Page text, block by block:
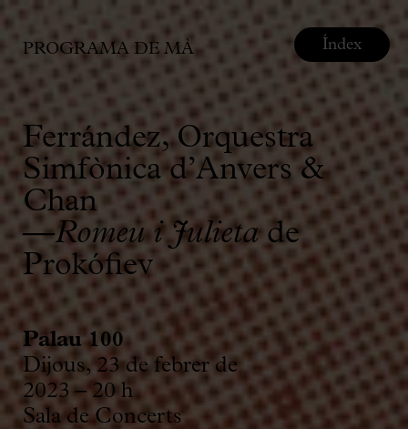
PROGRAMA DE MÀ
Ferrández, Orquestra
Simfònica d’Anvers &
Chan
—Romeu i Julietade
Prokófiev
Palau 100
Dijous, 23 de febrer de
2023 – 20 h
Sala de Concerts
Índex